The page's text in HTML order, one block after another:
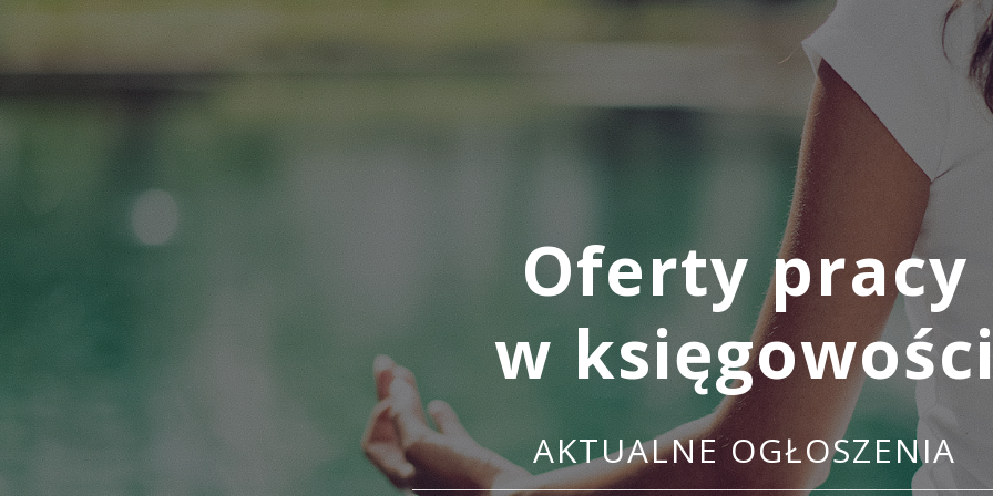
Oferty pracy
w
AKTUALNE OGŁOSZENIA